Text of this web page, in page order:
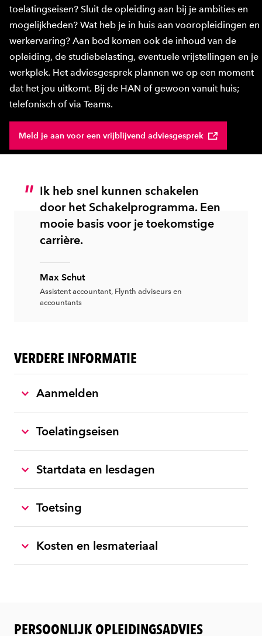
toelatingseisen? Sluit de opleiding aan bij je ambities en
mogelijkheden? Wat heb je in huis aan vooropleidingen en
werkervaring? Aan bod komen ook de inhoud van de
opleiding, de studiebelasting, eventuele vrijstellingen en je
werkplek. Het adviesgesprek plannen we op een moment
dat het jou uitkomt. Bij de HAN of gewoon vanuit huis;
telefonisch of via Teams.
Meld je aan voor een vrijblijvend adviesgesprek
Ik heb snel kunnen schakelen
door het Schakelprogramma. Een
mooie basis voor je toekomstige
carrière.
Max Schut
Assistent accountant, Flynth adviseurs en
accountants
VERDERE INFORMATIE
Aanmelden
Toelatingseisen
Startdata en lesdagen
Toetsing
Kosten en lesmateriaal
PERSOONLIJK OPLEIDINGSADVIES